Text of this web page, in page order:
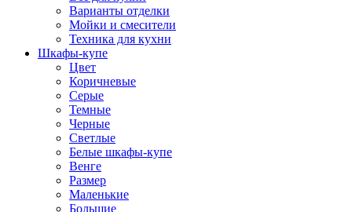
Варианты отделки
Мойки и смесители
Техника для кухни
Шкафы-купе
Цвет
Коричневые
Серые
Темные
Черные
Светлые
Белые шкафы-купе
Венге
Размер
Маленькие
Большие